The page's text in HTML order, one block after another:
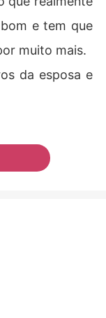
e tem que
muito mais.
da esposa e